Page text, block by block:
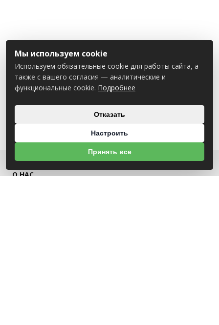
О НАС
Мы используем cookie
Используем обязательные cookie для работы сайта, а
также с вашего согласия — аналитические и
функциональные cookie. Подробнее
Отказать
Настроить
Принять все